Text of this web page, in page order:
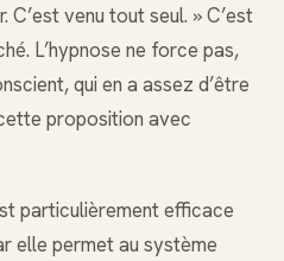
C’est venu tout seul. » C’est
L’hypnose ne force pas,
qui en a assez d’être
proposition avec
particulièrement efficace
elle permet au système